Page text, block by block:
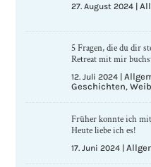
27. August 2024 |
5 Fragen, die du dir
Retreat mit mir
12. Juli 2024 |
Geschichten,
Früher konnte ich
Heute liebe ich es!
17. Juni 2024 |